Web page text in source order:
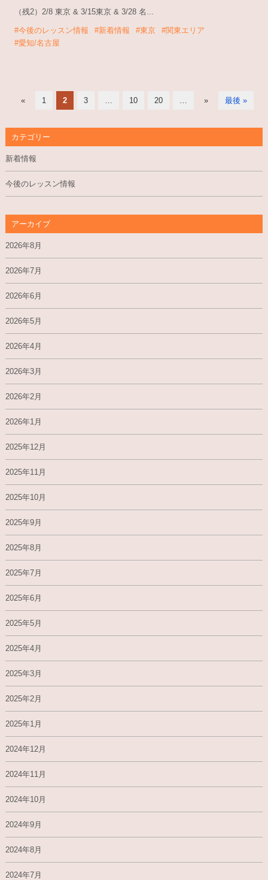
（残2）2/8 東京 & 3/15東京 & 3/28 名...
#今後のレッスン情報 #新着情報 #東京
#関東エリア
#愛知/名古屋
« 1 2 3 10 20 » 最後 »
カテゴリー
新着情報
今後のレッスン情報
アーカイブ
2026年8月
2026年7月
2026年6月
2026年5月
2026年4月
2026年3月
2026年2月
2026年1月
2025年12月
2025年11月
2025年10月
2025年9月
2025年8月
2025年7月
2025年6月
2025年5月
2025年4月
2025年3月
2025年2月
2025年1月
2024年12月
2024年11月
2024年10月
2024年9月
2024年8月
2024年7月